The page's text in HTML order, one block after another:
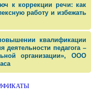
к коррекции речи: как
работу и избежать
квалификации
деятельности педагога –
организации», ООО